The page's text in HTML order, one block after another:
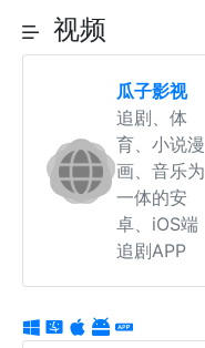
视频
瓜子影视
追剧、体
育、小说漫
画、音乐为
一体的安
卓、iOS端
追剧APP